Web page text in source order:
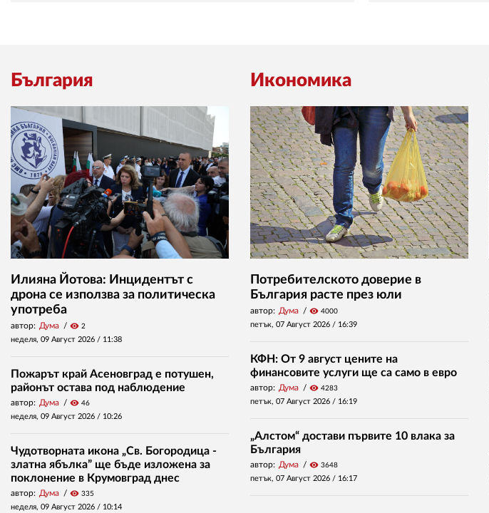
България
Илияна Йотова: Инцидентът с
дрона се използва за политическа
употреба
автор: Дума visibility 2
неделя, 09 Август 2026 / 11:38
Пожарът край Асеновград е потушен,
районът остава под наблюдение
автор: Дума visibility 46
неделя, 09 Август 2026 / 10:26
Чудотворната икона „Св. Богородица -
златна ябълка” ще бъде изложена за
поклонение в Крумовград днес
автор: Дума visibility 335
неделя, 09 Август 2026 / 10:14
Икономика
Потребителското доверие в
България расте през юли
автор: Дума visibility 4000
петък, 07 Август 2026 / 16:39
КФН: От 9 август цените на
финансовите услуги ще са само в евро
автор: Дума visibility 4283
петък, 07 Август 2026 / 16:19
„Алстом“ достави първите 10 влака за
България
автор: Дума visibility 3648
петък, 07 Август 2026 / 16:17